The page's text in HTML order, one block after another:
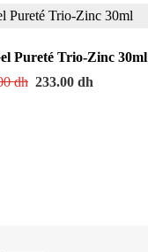
Pureté Trio-Zinc 30ml
dh 233.00 dh